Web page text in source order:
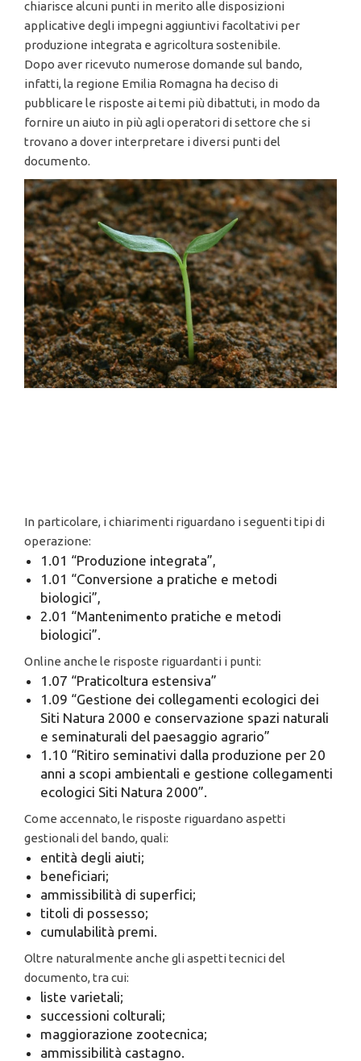
chiarisce alcuni punti in merito alle disposizioni
applicative degli impegni aggiuntivi facoltativi per
produzione integrata e agricoltura sostenibile.
Dopo aver ricevuto numerose domande sul bando,
infatti, la regione Emilia Romagna ha deciso di
pubblicare le risposte ai temi più dibattuti, in modo da
fornire un aiuto in più agli operatori di settore che si
trovano a dover interpretare i diversi punti del
documento.
In particolare, i chiarimenti riguardano i seguenti tipi di
operazione:
1.01 “Produzione integrata”,
1.01 “Conversione a pratiche e metodi
biologici”,
2.01 “Mantenimento pratiche e metodi
biologici”.
Online anche le risposte riguardanti i punti:
1.07 “Praticoltura estensiva”
1.09 “Gestione dei collegamenti ecologici dei
Siti Natura 2000 e conservazione spazi naturali
e seminaturali del paesaggio agrario”
1.10 “Ritiro seminativi dalla produzione per 20
anni a scopi ambientali e gestione collegamenti
ecologici Siti Natura 2000”.
Come accennato, le risposte riguardano aspetti
gestionali del bando, quali:
entità degli aiuti;
beneficiari;
ammissibilità di superfici;
titoli di possesso;
cumulabilità premi.
Oltre naturalmente anche gli aspetti tecnici del
documento, tra cui:
liste varietali;
successioni colturali;
maggiorazione zootecnica;
ammissibilità castagno.